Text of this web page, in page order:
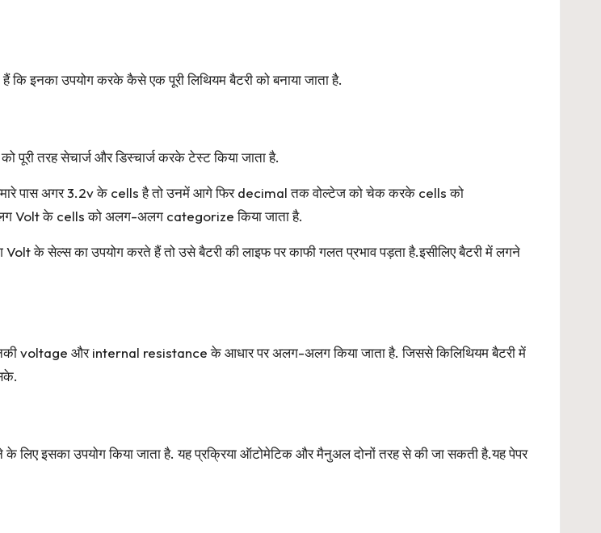
इनका उपयोग करके कैसे एक पूरी लिथियम बैटरी को बनाया जाता है.
तरह सेचार्ज और डिस्चार्ज करके टेस्ट किया जाता है.
पास अगर 3.2v के cells है तो उनमें आगे फिर decimal तक वोल्टेज को चेक करके cells को
Volt के cells को अलग-अलग categorize किया जाता है.
के सेल्स का उपयोग करते हैं तो उसे बैटरी की लाइफ पर काफी गलत प्रभाव पड़ता है.इसीलिए बैटरी में लगने
voltage और internal resistance के आधार पर अलग-अलग किया जाता है. जिससे किलिथियम बैटरी में
इसका उपयोग किया जाता है. यह प्रक्रिया ऑटोमेटिक और मैनुअल दोनों तरह से की जा सकती है.यह पेपर